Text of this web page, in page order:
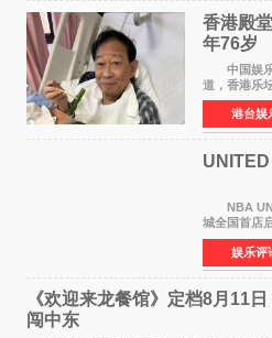
香港殿
年76岁​
中国娱乐
道，香港乐
月5日上午因
露，黎彼得
持续衰退，
港台娱
NBA
城全国首店
爱 2026 年
州正弘城正
娱乐评
《欢迎来龙餐馆》定档8月11
闯中东